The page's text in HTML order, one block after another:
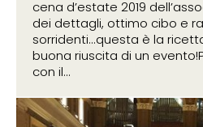
24 giugno 2019
cena d’estate 2019
dei dettagli, ottimo cibo e
sorridenti...questa è la
buona riuscita di un
con il...